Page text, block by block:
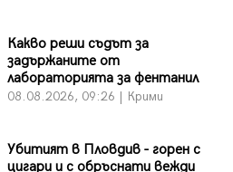
Какво реши съдът за
задържаните от
лабораторията за фентанил
08.08.2026, 09:26 | Крими
Убитият в Пловдив - горен с
цигари и с обръснати вежди